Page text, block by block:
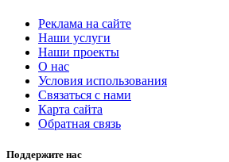
Реклама на сайте
Наши услуги
Наши проекты
О нас
Условия использования
Связаться с нами
Карта сайта
Обратная связь
Поддержите нас